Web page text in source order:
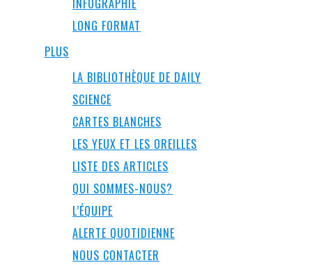
INFOGRAPHIE
LONG FORMAT
PLUS
LA BIBLIOTHÈQUE DE DAILY
SCIENCE
CARTES BLANCHES
LES YEUX ET LES OREILLES
LISTE DES ARTICLES
QUI SOMMES-NOUS?
L’ÉQUIPE
ALERTE QUOTIDIENNE
NOUS CONTACTER